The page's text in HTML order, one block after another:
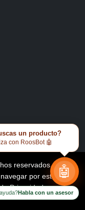
reservados.
navegar por este
Privacidad y
un producto?
con RoosBot 🤖
🤖
Habla con un asesor